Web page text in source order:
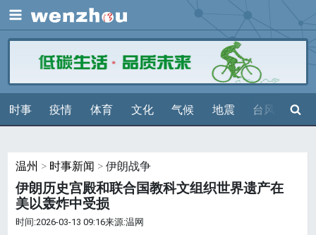
展开
时事 疫情 体育 文化 气候 地震 台风 天气
搜索
温州 > 时事新闻 > 伊朗战争
伊朗历史宫殿和联合国教科文组织世界遗产在
美以轰炸中受损
时间:2026-03-13 09:16来源:温网